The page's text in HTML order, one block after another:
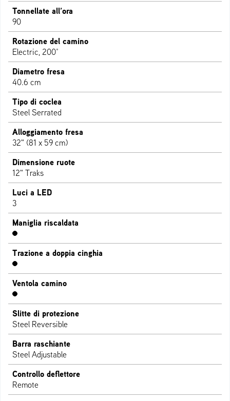
Tonnellate all’ora
90
Rotazione del camino
Electric, 200°
Diametro fresa
40.6 cm
Tipo di coclea
Steel Serrated
Alloggiamento fresa
32" (81 x 59 cm)
Dimensione ruote
12" Traks
Luci a LED
3
Maniglia riscaldata
Trazione a doppia cinghia
Ventola camino
Slitte di protezione
Steel Reversible
Barra raschiante
Steel Adjustable
Controllo deflettore
Remote